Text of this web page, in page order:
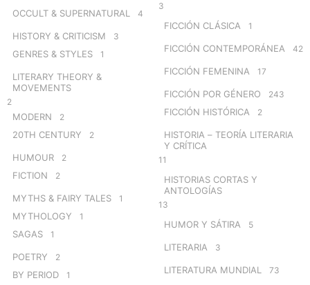
OCCULT & SUPERNATURAL 4
HISTORY & CRITICISM 3
GENRES & STYLES 1
LITERARY THEORY &
MOVEMENTS
2
MODERN 2
20TH CENTURY 2
HUMOUR 2
FICTION 2
MYTHS & FAIRY TALES 1
MYTHOLOGY 1
SAGAS 1
POETRY 2
BY PERIOD 1
3
FICCIÓN CLÁSICA 1
FICCIÓN CONTEMPORÁNEA 42
FICCIÓN FEMENINA 17
FICCIÓN POR GÉNERO 243
FICCIÓN HISTÓRICA 2
HISTORIA – TEORÍA LITERARIA
Y CRÍTICA
11
HISTORIAS CORTAS Y
ANTOLOGÍAS
13
HUMOR Y SÁTIRA 5
LITERARIA 3
LITERATURA MUNDIAL 73